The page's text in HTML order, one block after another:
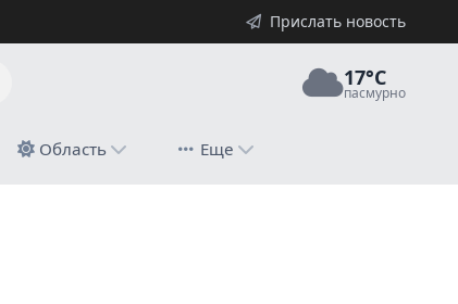
Прислать новость
17°C
пасмурно
Область Еще